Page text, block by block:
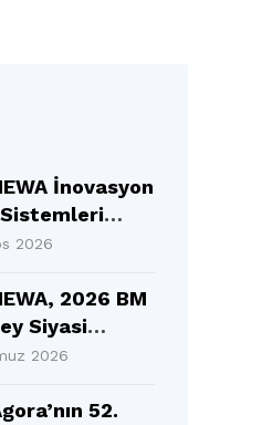
İnovasyon
Sistemleri
2026
2026 BM
Siyasi
MEWA
2026
52.